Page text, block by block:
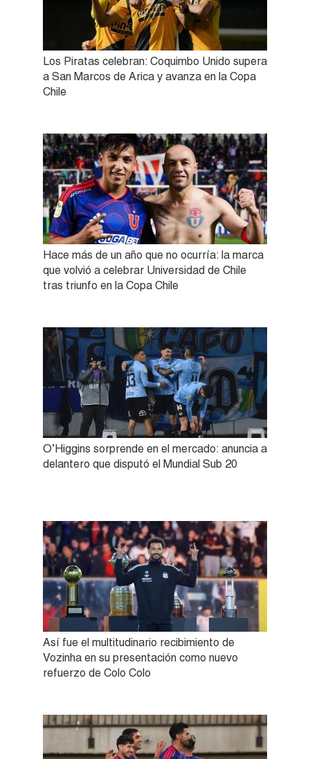
Los Piratas celebran: Coquimbo Unido supera
a San Marcos de Arica y avanza en la Copa
Chile
Hace más de un año que no ocurría: la marca
que volvió a celebrar Universidad de Chile
tras triunfo en la Copa Chile
O’Higgins sorprende en el mercado: anuncia a
delantero que disputó el Mundial Sub 20
Así fue el multitudinario recibimiento de
Vozinha en su presentación como nuevo
refuerzo de Colo Colo